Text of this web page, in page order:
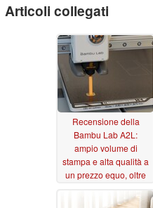
Articoli collegati
Recensione della
Bambu Lab A2L:
ampio volume di
stampa e alta qualità a
un prezzo equo, oltre
07/31/2026